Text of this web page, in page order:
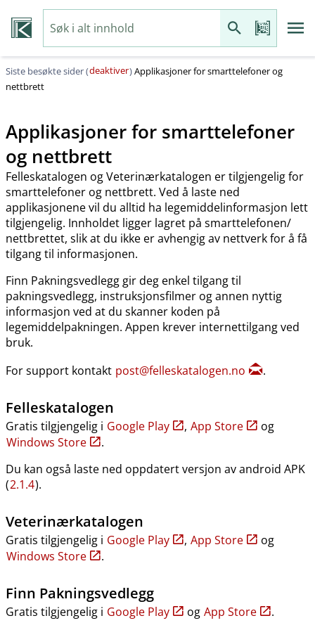
Siste besøkte sider (deaktiver)Applikasjoner for smarttelefoner og
nettbrett
Applikasjoner for smarttelefoner
og nettbrett
Felleskatalogen og Veterinærkatalogen er tilgjengelig for
smarttelefoner og nettbrett. Ved å laste ned
applikasjonene vil du alltid ha legemiddelinformasjon lett
tilgjengelig. Innholdet ligger lagret på smarttelefonen​/​
nettbrettet, slik at du ikke er avhengig av nettverk for å få
tilgang til informasjonen.
Finn Pakningsvedlegg gir deg enkel tilgang til
pakningsvedlegg, instruksjonsfilmer og annen nyttig
informasjon ved at du skanner koden på
legemiddelpakningen. Appen krever internettilgang ved
bruk.
For support kontakt post@felleskatalogen.no .
Felleskatalogen
Gratis tilgjengelig i Google Play , App Store
og
Windows Store
.
Du kan også laste ned oppdatert versjon av android APK
(2.1.4).
Veterinærkatalogen
Gratis tilgjengelig i Google Play , App Store
og
Windows Store
.
Finn Pakningsvedlegg
Gratis tilgjengelig i Google Play og App Store .